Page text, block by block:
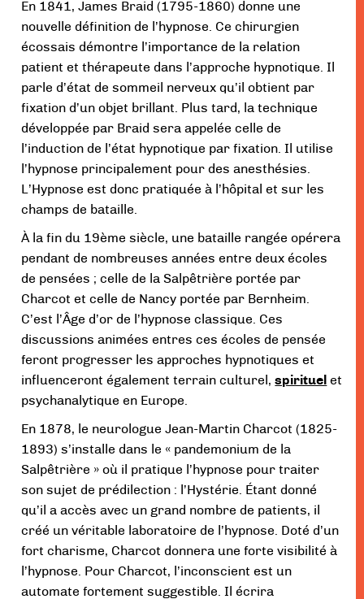
En 1841, James Braid (1795-1860) donne une
nouvelle définition de l’hypnose. Ce chirurgien
écossais démontre l’importance de la relation
patient et thérapeute dans l’approche hypnotique. Il
parle d’état de sommeil nerveux qu’il obtient par
fixation d’un objet brillant. Plus tard, la technique
développée par Braid sera appelée celle de
l’induction de l’état hypnotique par fixation. Il utilise
l’hypnose principalement pour des anesthésies.
L’Hypnose est donc pratiquée à l’hôpital et sur les
champs de bataille.
À la fin du 19ème siècle, une bataille rangée opérera
pendant de nombreuses années entre deux écoles
de pensées ; celle de la Salpêtrière portée par
Charcot et celle de Nancy portée par Bernheim.
C’est l’Âge d’or de l’hypnose classique. Ces
discussions animées entres ces écoles de pensée
feront progresser les approches hypnotiques et
influenceront également terrain culturel,spirituel et
psychanalytique en Europe.
En 1878, le neurologue Jean-Martin Charcot (1825-
1893) s’installe dans le « pandemonium de la
Salpêtrière » où il pratique l’hypnose pour traiter
son sujet de prédilection : l’Hystérie. Étant donné
qu’il a accès avec un grand nombre de patients, il
créé un véritable laboratoire de l’hypnose. Doté d’un
fort charisme, Charcot donnera une forte visibilité à
l’hypnose. Pour Charcot, l’inconscient est un
automate fortement suggestible. Il écrira